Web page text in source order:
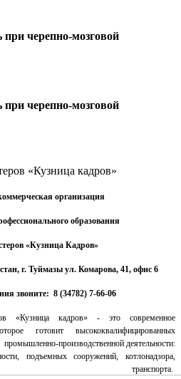
черепно-мозговой
черепно-мозговой
«Кузница кадров»
организация
образования
«Кузница Кадров»
г. Туймазы ул. Комарова, 41, офис 6
звоните: 8 (34782) 7-66-06
кадров» - это современное
готовит высококвалифицированных
производственной деятельности:
подъемных сооружений, котлонадзора,
транспорта.